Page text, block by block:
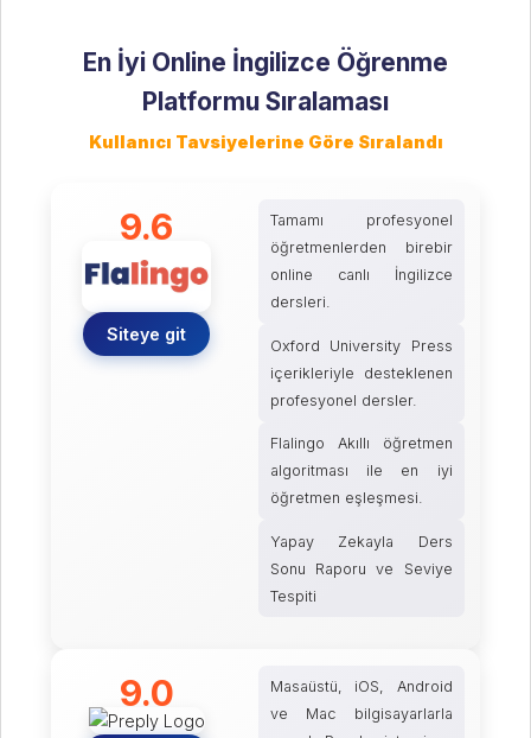
En İyi Online İngilizce Öğrenme
Platformu Sıralaması
Kullanıcı Tavsiyelerine Göre Sıralandı
9.6
Siteye git
Tamamı profesyonel
öğretmenlerden birebir
online canlı İngilizce
dersleri.
Oxford University Press
içerikleriyle desteklenen
profesyonel dersler.
Flalingo Akıllı öğretmen
algoritması ile en iyi
öğretmen eşleşmesi.
Yapay Zekayla Ders
Sonu Raporu ve Seviye
Tespiti
9.0
Masaüstü, iOS, Android
ve Mac bilgisayarlarla